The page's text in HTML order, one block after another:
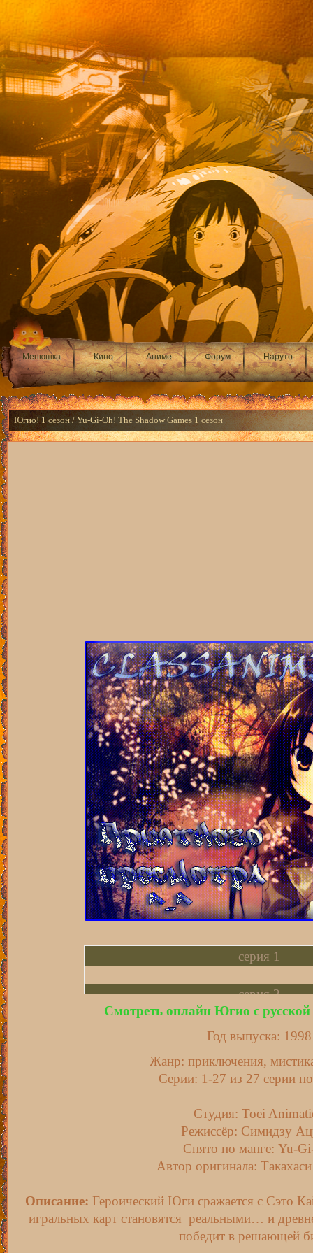
Менюшка Кино Аниме Форум Наруто
Югио! 1 сезон / Yu-Gi-Oh! The Shadow Games 1 сезон
серия 1
серия 2
серия 3
серия 4
серия 5
серия 6
серия 8
Смотреть онлайн Югио с русской
Год выпуска: 1998
Жанр: приключения,
Серии: 1-27 из 27 серии
Студия: Toei
Режиссёр: Симидзу
Снято по манге: Yu-
Автор оригинала:
Описание: Героический Юги сражается с Сэто
игральных карт становятся реальными… и
победит в решающей